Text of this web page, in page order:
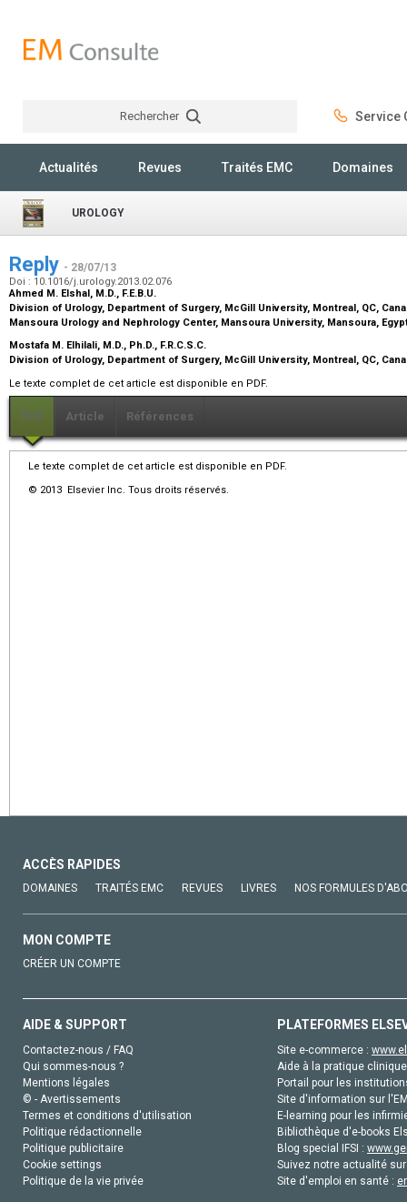
Rechercher Service
Actualités Revues Traités EMC Domaines
UROLOGY
Reply - 28/07/13
Doi : 10.1016/j.urology.2013.02.076
Ahmed M. Elshal, M.D., F.E.B.U.
Division of Urology, Department of Surgery, McGill University, Montreal, QC,
Mansoura Urology and Nephrology Center, Mansoura University, Mansoura,
Mostafa M. Elhilali, M.D., Ph.D., F.R.C.S.C.
Division of Urology, Department of Surgery, McGill University, Montreal, QC,
Le texte complet de cet article est disponible en PDF.
PDF Article Références
Le texte complet de cet article est disponible en PDF.
© 2013 Elsevier Inc. Tous droits réservés.
ACCÈS RAPIDES
DOMAINES TRAITÉS EMC REVUES LIVRES NOS FORMULES
MON COMPTE
CRÉER UN COMPTE
AIDE & SUPPORT
Contactez-nous / FAQ
Qui sommes-nous ?
Mentions légales
© - Avertissements
Termes et conditions d'utilisation
Politique rédactionnelle
Politique publicitaire
Cookie settings
Politique de la vie privée
PLATEFORMES
Site e-commerce :
Aide à la pratique
Portail pour les
Site d'information sur
E-learning pour les
Bibliothèque d'e-books
Blog special IFSI :
Suivez notre actualité
Site d'emploi en santé :